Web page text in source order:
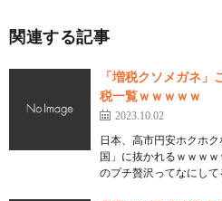
関連する記事
「増税クソメガネ
税一覧ｗｗｗｗｗ
2023.10.02
日本、高市円安ホクホ
国」に抜かれるｗｗｗ
のプチ贅沢ってなにし